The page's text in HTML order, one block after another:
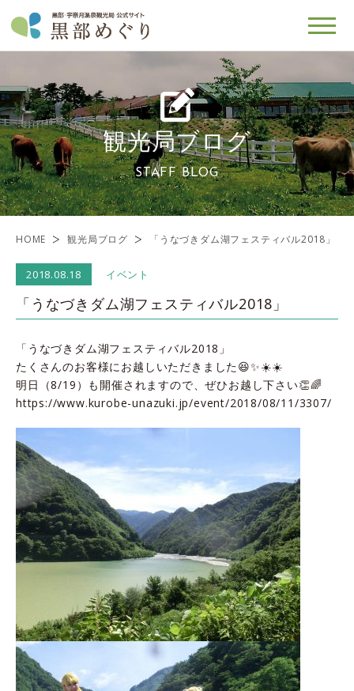
観光局ブログ
STAFF BLOG
HOME 観光局ブログ 「うなづきダム湖フェスティバル2018」
2018.08.18 イベント
「うなづきダム湖フェスティバル2018」
「うなづきダム湖フェスティバル2018」
たくさんのお客様にお越しいただきました😆✨☀️☀️
明日（8/19）も開催されますので、ぜひお越し下さい👏🌈
https://www.kurobe-unazuki.jp/event/2018/08/11/3307/